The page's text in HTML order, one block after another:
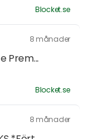
Blocket.se
8 månader
Prem...
Blocket.se
8 månader